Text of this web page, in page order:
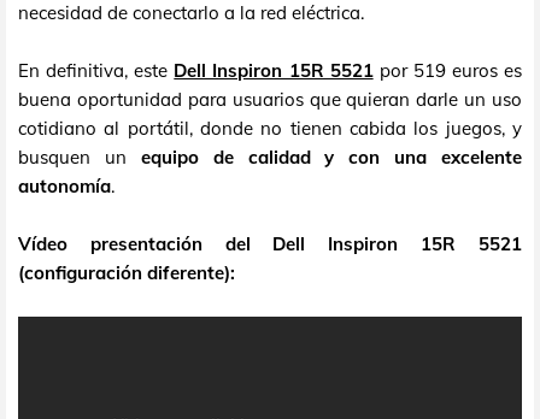
necesidad de conectarlo a la red eléctrica.
En definitiva, este Dell Inspiron 15R 5521por 519 euros es
buena oportunidad para usuarios que quieran darle un uso
cotidiano al portátil, donde no tienen cabida los juegos, y
busquen un equipo de calidad y con una excelente
autonomía.
Vídeo presentación del Dell Inspiron 15R 5521
(configuración diferente):